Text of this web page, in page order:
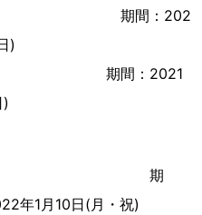
た店 期間：202
)
店 期間：2021
期
年1月10日(月・祝)